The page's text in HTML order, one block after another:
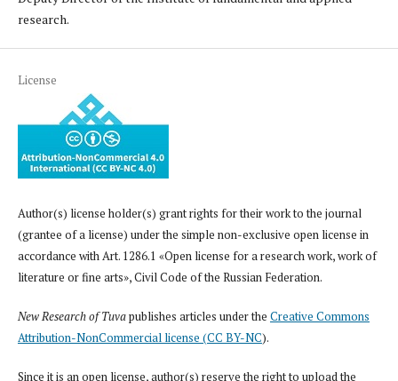
research.
License
Author(s) license holder(s) grant rights for their work to the journal
(grantee of a license) under the simple non-exclusive open license in
accordance with Art. 1286.1 «Open license for a research work, work of
literature or fine arts», Civil Code of the Russian Federation.
New Research of Tuvapublishes articles under the Creative Commons
Attribution-NonCommercial license (CC BY-NC).
Since it is an open license, author(s) reserve the right to upload the